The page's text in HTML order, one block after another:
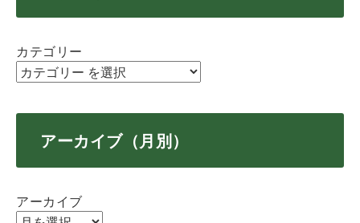
カテゴリー
アーカイブ（月別）
アーカイブ